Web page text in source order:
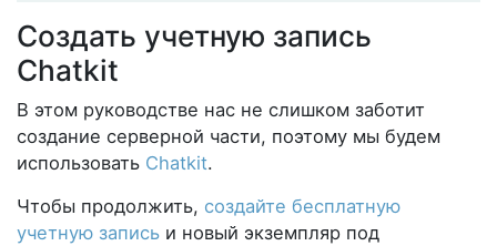
Создать учетную запись
Chatkit
В этом руководстве нас не слишком заботит
создание серверной части, поэтому мы будем
использовать Chatkit.
Чтобы продолжить, создайте бесплатную
учетную запись и новый экземпляр под